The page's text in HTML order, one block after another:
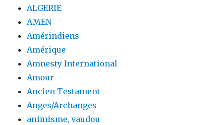
ALGERIE
AMEN
Amérindiens
Amérique
Amnesty International
Amour
Ancien Testament
Anges/Archanges
animisme, vaudou